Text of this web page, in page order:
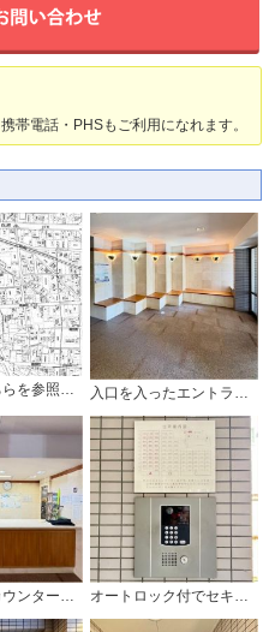
携帯電話・PHSもご利用になれます。
現地へはこちらを参照にお越し下さいませ。 入口を入ったエントランスはこんな感じ。
管理組合のカウンターもあり安心ですね。 オートロック付でセキュリティはバッチリ！